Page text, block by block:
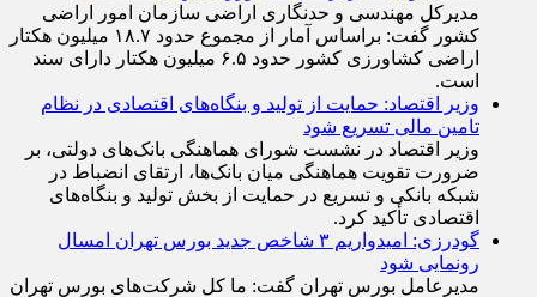
مدیرکل مهندسی و حدنگاری اراضی سازمان امور اراضی
کشور گفت: براساس آمار از مجموع حدود ۱۸.۷ میلیون هکتار
اراضی کشاورزی کشور حدود ۶.۵ میلیون هکتار دارای سند
است.
وزیر اقتصاد: حمایت از تولید و بنگاه‌های اقتصادی در نظام
تامین مالی تسریع شود
وزیر اقتصاد در نشست شورای هماهنگی بانک‌های دولتی، بر
ضرورت تقویت هماهنگی میان بانک‌ها، ارتقای انضباط در
شبکه بانکی و تسریع در حمایت از بخش تولید و بنگاه‌های
اقتصادی تأکید کرد.
گودرزی: امیدواریم ۳ شاخص جدید بورس تهران امسال
رونمایی شود
مدیرعامل بورس تهران گفت: ما کل شرکت‌های بورس تهران